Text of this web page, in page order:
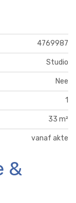
4769987
Studio
Nee
1
33 m²
vanaf akte
&